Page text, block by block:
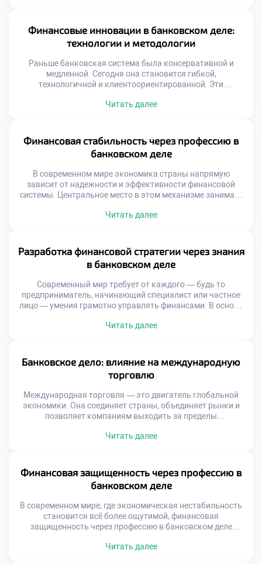
поступлений и создании новых рабочих мест.
Современные вызовы, такие как цифровизация и
глобальные экономические колебания, […]
Финансовые инновации в банковском деле:
технологии и методологии
Раньше банковская система была консервативной и
медленной. Сегодня она становится гибкой,
технологичной и клиентоориентированной. Эти
выживания в условиях жёсткой конкуренции и растущих
автоматизированных систем анализа данных — каждый
элемент банковской инфраструктуры обновляется.
Искусственный интеллект […]
Читать далее
Финансовая стабильность через профессию в
банковском деле
В современном мире экономика страны напрямую
зависит от надежности и эффективности финансовой
системы. Центральное место в этом механизме занимает
капитала, управление рисками и поддержку как частных
возможностью — это реальный путь к устойчивому
развитию общества. […]
Читать далее
Разработка финансовой стратегии через знания
в банковском деле
Современный мир требует от каждого — будь то
предприниматель, начинающий специалист или частное
лицо — умения грамотно управлять финансами. В основе
накопление средств, а осознанная разработка
строится уверенность в завтрашнем дне, реализуются
масштабные проекты и достигаются […]
Читать далее
Банковское дело: влияние на международную
торговлю
Международная торговля — это двигатель глобальной
экономики. Она соединяет страны, объединяет рынки и
позволяет компаниям выходить за пределы
ключевую роль играет банковское дело. Банковское дело
эффективной банковской системы международные
сделки были бы рискованными, медленными и
непредсказуемыми. Современные торговые потоки […]
Читать далее
Финансовая защищенность через профессию в
банковском деле
В современном мире, где экономическая нестабильность
становится всё более ощутимой, финансовая
защищенность через профессию в банковском деле
уверенности в завтрашнем дне. Выбор карьеры в
Читать далее